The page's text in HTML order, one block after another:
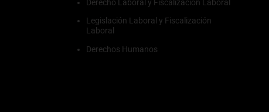
Derecho Laboral y Fiscalización Laboral
Legislación Laboral y Fiscalización
Laboral
Derechos Humanos